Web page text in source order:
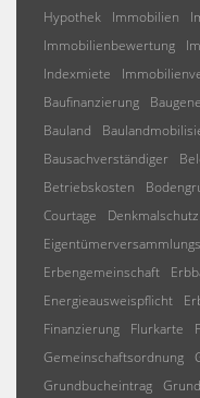
Hypothek
Immobilien
Immobilienbewertung
Indexmiete
Baufinanzierung
Bauland
Bausachverständiger
Betriebskosten
Courtage
Denkmalschutz
Erbengemeinschaft
Energieausweispflicht
Finanzierung
Flurkarte
Gemeinschaftsordnung
Grundbucheintrag